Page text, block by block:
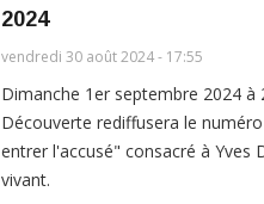
2024
vendredi 30 août 2024 - 17:55
Dimanche 1er septembre 2024 à
Découverte rediffusera le
entrer l'accusé" consacré à Yves
vivant.